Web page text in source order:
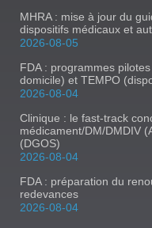
MHRA : mise à jour du
dispositifs médicaux et
2026-08-05
FDA : programmes
domicile) et TEMPO
2026-08-04
Clinique : le fast-track
médicament/DM/DMDIV
(DGOS)
2026-08-04
FDA : préparation du
redevances
2026-08-04